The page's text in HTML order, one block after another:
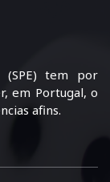
(SPE) tem por
em Portugal, o
afins.